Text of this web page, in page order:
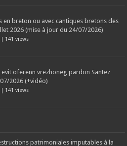
en breton ou avec cantiques bretons des
2026 (mise à jour du 24/07/2026)
| 141 views
evit oferenn vrezhoneg pardon Santez
2026 (+vidéo)
| 141 views
patrimoniales imputables à la